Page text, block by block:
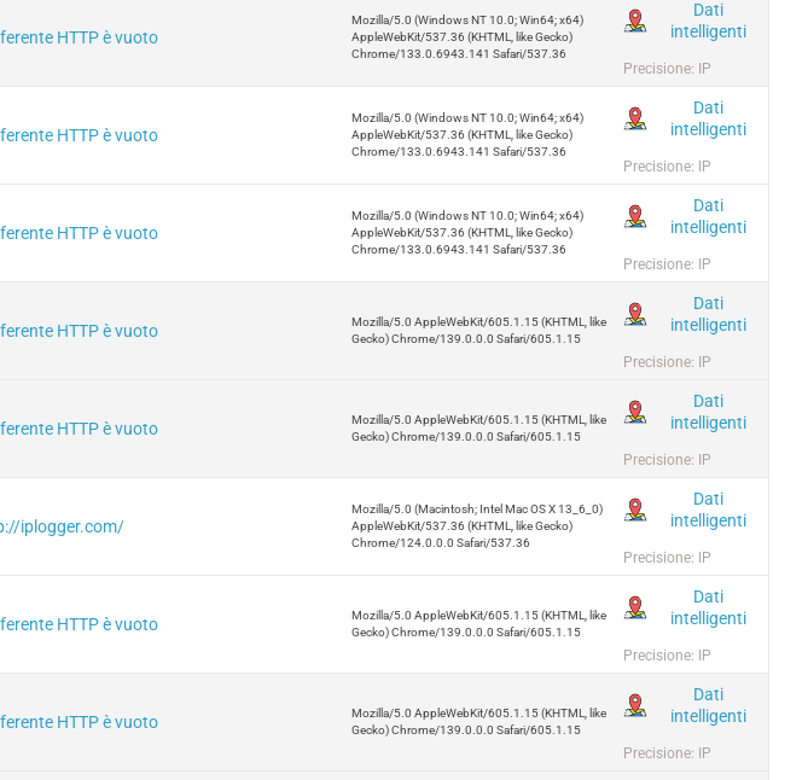
HTTP è vuoto
Mozilla/5.0 (Windows NT 10.0; Win64; x64)
AppleWebKit/537.36 (KHTML, like Gecko)
Chrome/133.0.6943.141 Safari/537.36
Dati
intelligenti
Precisione: IP
HTTP è vuoto
Mozilla/5.0 (Windows NT 10.0; Win64; x64)
AppleWebKit/537.36 (KHTML, like Gecko)
Chrome/133.0.6943.141 Safari/537.36
Dati
intelligenti
Precisione: IP
HTTP è vuoto
Mozilla/5.0 (Windows NT 10.0; Win64; x64)
AppleWebKit/537.36 (KHTML, like Gecko)
Chrome/133.0.6943.141 Safari/537.36
Dati
intelligenti
Precisione: IP
HTTP è vuoto
Mozilla/5.0 AppleWebKit/605.1.15 (KHTML, like
Gecko) Chrome/139.0.0.0 Safari/605.1.15
Dati
intelligenti
Precisione: IP
HTTP è vuoto
Mozilla/5.0 AppleWebKit/605.1.15 (KHTML, like
Gecko) Chrome/139.0.0.0 Safari/605.1.15
Dati
intelligenti
Precisione: IP
iplogger.com/
Mozilla/5.0 (Macintosh; Intel Mac OS X 13_6_0)
AppleWebKit/537.36 (KHTML, like Gecko)
Chrome/124.0.0.0 Safari/537.36
Dati
intelligenti
Precisione: IP
HTTP è vuoto
Mozilla/5.0 AppleWebKit/605.1.15 (KHTML, like
Gecko) Chrome/139.0.0.0 Safari/605.1.15
Dati
intelligenti
Precisione: IP
HTTP è vuoto
Mozilla/5.0 AppleWebKit/605.1.15 (KHTML, like
Gecko) Chrome/139.0.0.0 Safari/605.1.15
Dati
intelligenti
Precisione: IP